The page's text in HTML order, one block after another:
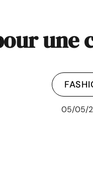
une
05/05/